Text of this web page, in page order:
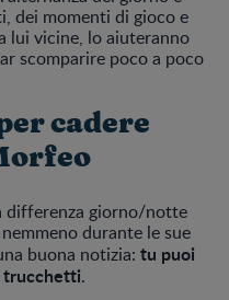
dei momenti di gioco e
lui vicine, lo aiuteranno
scomparire poco a poco
cadere
differenza giorno/notte
durante le sue
buona notizia: tu puoi
trucchetti.